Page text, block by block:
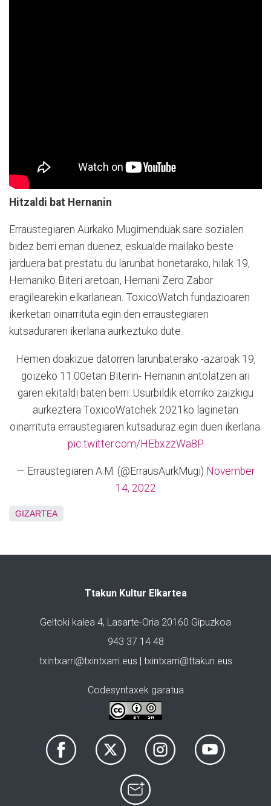
Hitzaldi bat Hernanin
Erraustegiaren Aurkako Mugimenduak sare sozialen
bidez berri eman duenez, eskualde mailako beste
jarduera bat prestatu du larunbat honetarako, hilak 19,
Hernaniko Biteri aretoan, Hernani Zero Zabor
eragilearekin elkarlanean. ToxicoWatch fundazioaren
ikerketan oinarrituta egin den erraustegiaren
kutsaduraren ikerlana aurkeztuko dute.
Hemen doakizue datorren larunbaterako -azaroak 19,
goizeko 11:00etan Biterin- Hernanin antolatzen ari
garen ekitaldi baten berri: Usurbildik etorriko zaizkigu
aurkeztera ToxicoWatchek 2021ko laginetan
oinarrituta erraustegiaren kutsaduraz egin duen ikerlana.
pic.twitter.com/HEbxzzWa8P
— Erraustegiaren A.M. (@ErrausAurkMugi) November
14, 2022
GIZARTEA
Ttakun Kultur Elkartea
Geltoki kalea 4, Lasarte-Oria 20160 Gipuzkoa
943 37 14 48
txintxarri@txintxarri.eus | txintxarri@ttakun.eus
Codesyntaxek garatua